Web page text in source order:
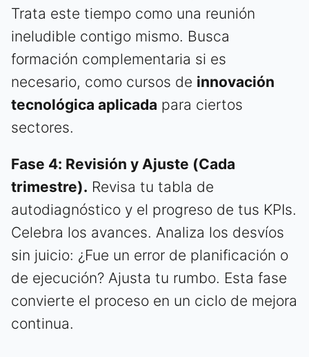
Trata este tiempo como una reunión
ineludible contigo mismo. Busca
formación complementaria si es
necesario, como cursos de innovación
tecnológica aplicada para ciertos
sectores.
Fase 4: Revisión y Ajuste (Cada
trimestre). Revisa tu tabla de
autodiagnóstico y el progreso de tus KPIs.
Celebra los avances. Analiza los desvíos
sin juicio: ¿Fue un error de planificación o
de ejecución? Ajusta tu rumbo. Esta fase
convierte el proceso en un ciclo de mejora
continua.